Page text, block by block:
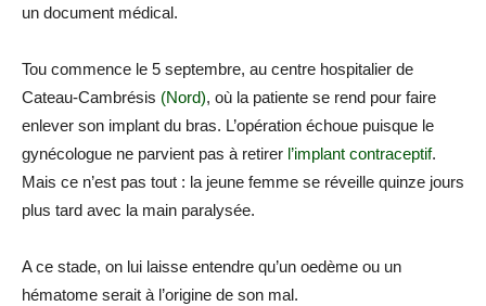
un document médical.
Tou commence le 5 septembre, au centre hospitalier de
Cateau-Cambrésis (Nord), où la patiente se rend pour faire
enlever son implant du bras. L’opération échoue puisque le
gynécologue ne parvient pas à retirer l’implant contraceptif.
Mais ce n’est pas tout : la jeune femme se réveille quinze jours
plus tard avec la main paralysée.
A ce stade, on lui laisse entendre qu’un oedème ou un
hématome serait à l’origine de son mal.